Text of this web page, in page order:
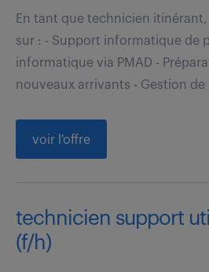
En tant que technicien
sur : - Support informatique de
informatique via PMAD -
nouveaux arrivants - Gestion de
voir l'offre
technicien support
(f/h)